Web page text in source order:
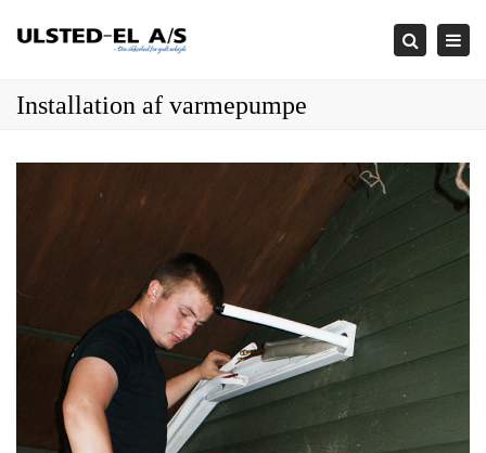
Search
Installation af varmepumpe